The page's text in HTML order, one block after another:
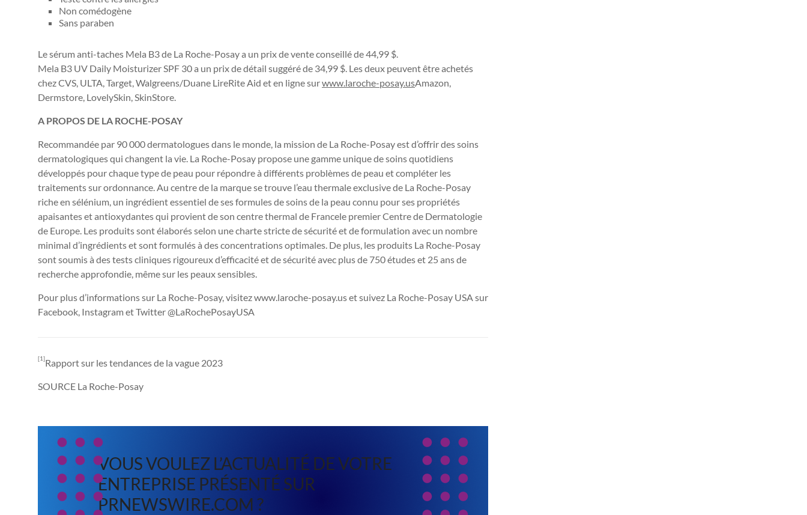
Non comédogène
Sans paraben
Le sérum anti-taches Mela B3 de La Roche-Posay a un prix de vente conseillé de44,99 $.
Mela B3 UV Daily Moisturizer SPF 30 a un prix de détail suggéré de 34,99 $. Les deux peuvent être achetés
chez CVS, ULTA, Target, Walgreens/Duane LireRite Aid et en ligne surwww.laroche-posay.usAmazon,
Dermstore, LovelySkin, SkinStore.
A PROPOS DE LA ROCHE-POSAY
Recommandée par 90 000 dermatologues dans le monde, la mission de La Roche-Posay est d’offrir des soins
dermatologiques qui changent la vie. La Roche-Posay propose une gamme unique de soins quotidiens
développés pour chaque type de peau pour répondre à différents problèmes de peau et compléter les
traitements sur ordonnance. Au centre de la marque se trouve l’eau thermale exclusive de La Roche-Posay
riche en sélénium, un ingrédient essentiel de ses formules de soins de la peau connu pour ses propriétés
apaisantes et antioxydantes qui provient de son centre thermal de Francele premier Centre de Dermatologie
de Europe. Les produits sont élaborés selon une charte stricte de sécurité et de formulation avec un nombre
minimal d’ingrédients et sont formulés à des concentrations optimales. De plus, les produits La Roche-Posay
sont soumis à des tests cliniques rigoureux d’efficacité et de sécurité avec plus de 750 études et 25 ans de
recherche approfondie, même sur les peaux sensibles.
Pour plus d’informations sur La Roche-Posay, visitez www.laroche-posay.us et suivez La Roche-Posay USAsur
Facebook, Instagram et Twitter @LaRochePosayUSA
[1]Rapport sur les tendances de la vague 2023
SOURCE La Roche-Posay
VOUS VOULEZ L’ACTUALITÉ DE VOTRE
ENTREPRISE PRÉSENTÉ SUR
PRNEWSWIRE.COM ?